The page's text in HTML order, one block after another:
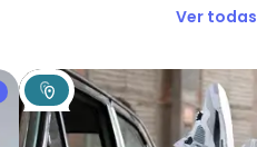
Ver todas